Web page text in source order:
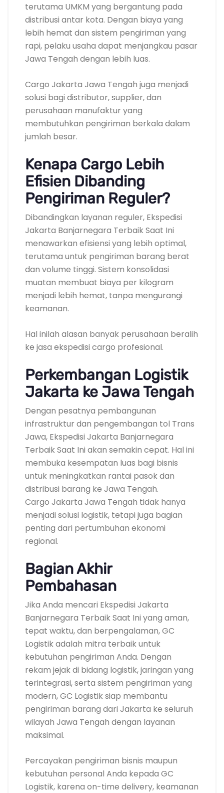
terutama UMKM yang bergantung pada
distribusi antar kota. Dengan biaya yang
lebih hemat dan sistem pengiriman yang
rapi, pelaku usaha dapat menjangkau pasar
Jawa Tengah dengan lebih luas.
Cargo Jakarta Jawa Tengah juga menjadi
solusi bagi distributor, supplier, dan
perusahaan manufaktur yang
membutuhkan pengiriman berkala dalam
jumlah besar.
Kenapa Cargo Lebih
Efisien Dibanding
Pengiriman Reguler?
Dibandingkan layanan reguler, Ekspedisi
Jakarta Banjarnegara Terbaik Saat Ini
menawarkan efisiensi yang lebih optimal,
terutama untuk pengiriman barang berat
dan volume tinggi. Sistem konsolidasi
muatan membuat biaya per kilogram
menjadi lebih hemat, tanpa mengurangi
keamanan.
Hal inilah alasan banyak perusahaan beralih
ke jasa ekspedisi cargo profesional.
Perkembangan Logistik
Jakarta ke Jawa Tengah
Dengan pesatnya pembangunan
infrastruktur dan pengembangan tol Trans
Jawa, Ekspedisi Jakarta Banjarnegara
Terbaik Saat Ini akan semakin cepat. Hal ini
membuka kesempatan luas bagi bisnis
untuk meningkatkan rantai pasok dan
distribusi barang ke Jawa Tengah.
Cargo Jakarta Jawa Tengah tidak hanya
menjadi solusi logistik, tetapi juga bagian
penting dari pertumbuhan ekonomi
regional.
Bagian Akhir
Pembahasan
Jika Anda mencari Ekspedisi Jakarta
Banjarnegara Terbaik Saat Ini yang aman,
tepat waktu, dan berpengalaman, GC
Logistik adalah mitra terbaik untuk
kebutuhan pengiriman Anda. Dengan
rekam jejak di bidang logistik, jaringan yang
terintegrasi, serta sistem pengiriman yang
modern, GC Logistik siap membantu
pengiriman barang dari Jakarta ke seluruh
wilayah Jawa Tengah dengan layanan
maksimal.
Percayakan pengiriman bisnis maupun
kebutuhan personal Anda kepada GC
Logistik, karena on-time delivery, keamanan